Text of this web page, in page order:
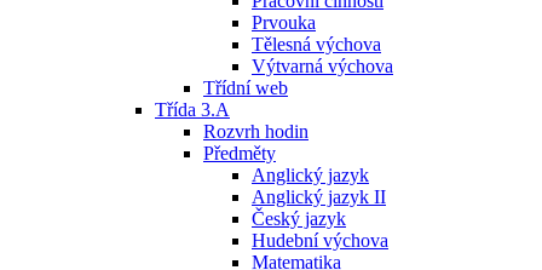
Prvouka
Tělesná výchova
Výtvarná výchova
Třídní web
Třída 3.A
Rozvrh hodin
Předměty
Anglický jazyk
Anglický jazyk II
Český jazyk
Hudební výchova
Matematika